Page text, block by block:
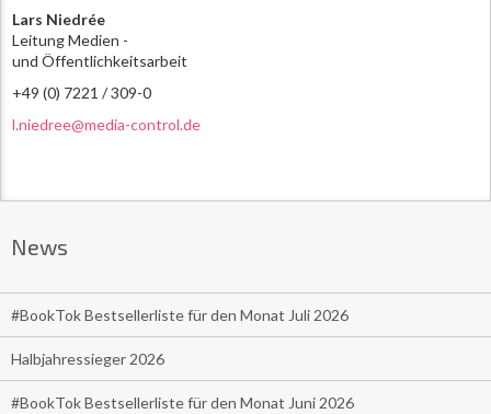
Lars Niedrée
Leitung Medien -
und Öffentlichkeitsarbeit
+49 (0) 7221 / 309-0
l.niedree@media-control.de
News
#BookTok Bestsellerliste für den Monat Juli 2026
Halbjahressieger 2026
#BookTok Bestsellerliste für den Monat Juni 2026